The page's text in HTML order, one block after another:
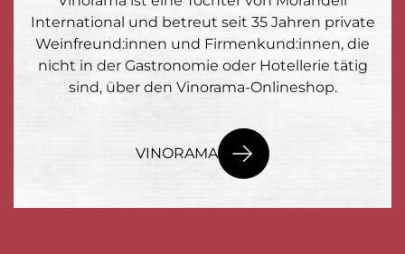
International und betreut seit 35 Jahren private
Weinfreund:innen und Firmenkund:innen, die
nicht in der Gastronomie oder Hotellerie tätig
sind, über den Vinorama-Onlineshop.
VINORAMA